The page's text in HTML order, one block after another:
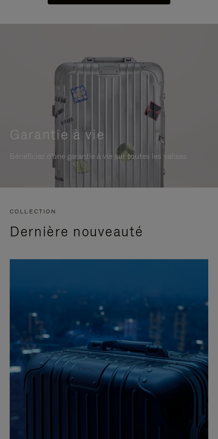
Garantie à vie
Bénéficiez d'une garantie à vie sur toutes les valises
COLLECTION
Dernière nouveauté